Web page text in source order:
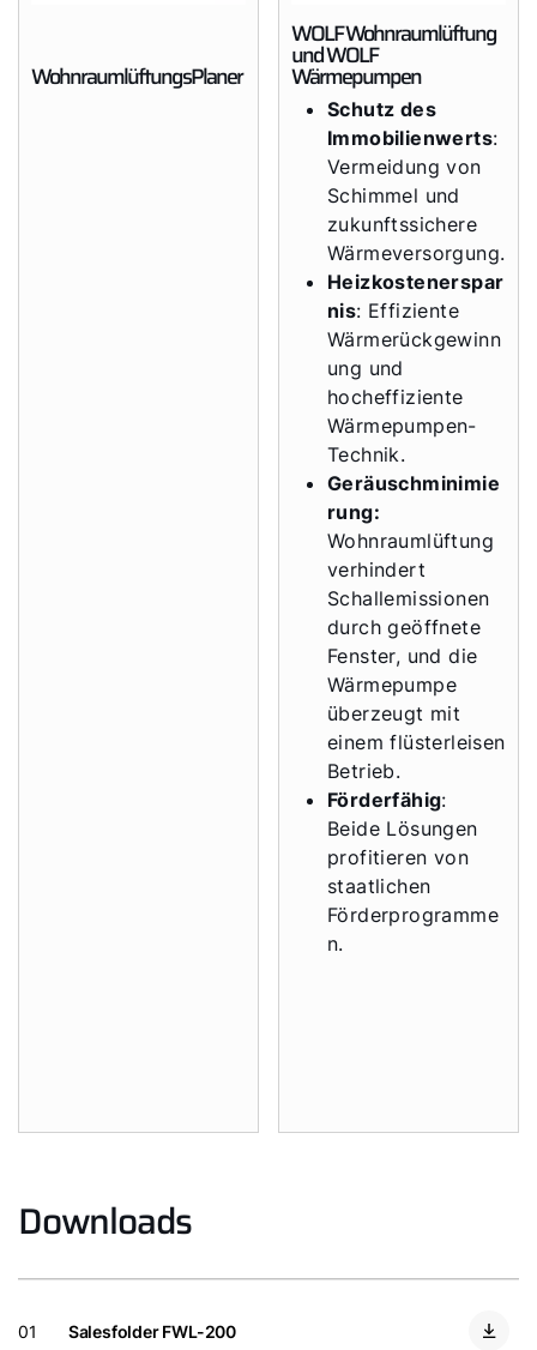
WohnraumlüftungsPlaner
Automatische
Planungen werden
WOLF Wohnraumlüftung
und WOLF
Wärmepumpen
Schutz des
Immobilienwerts:
Vermeidung von
Schimmel und
zukunftssichere
Wärmeversorgung.
Heizkostenerspar
nis: Effiziente
Wärmerückgewinn
ung und
hocheffiziente
Wärmepumpen-
Technik.
Geräuschminimie
rung:
Wohnraumlüftung
verhindert
Schallemissionen
durch geöffnete
Fenster, und die
Wärmepumpe
überzeugt mit
einem flüsterleisen
Betrieb.
Förderfähig:
Beide Lösungen
profitieren von
staatlichen
Förderprogramme
n.
Downloads
01 Salesfolder FWL-200